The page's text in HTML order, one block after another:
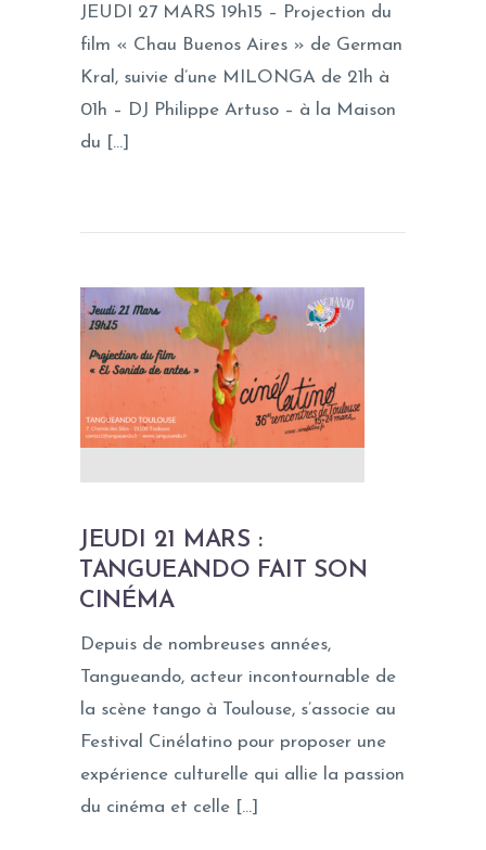
JEUDI 27 MARS 19h15 – Projection du
film « Chau Buenos Aires » de German
Kral, suivie d’une MILONGA de 21h à
01h – DJ Philippe Artuso – à la Maison
du […]
JEUDI 21 MARS :
TANGUEANDO FAIT SON
CINÉMA
Depuis de nombreuses années,
Tangueando, acteur incontournable de
la scène tango à Toulouse, s’associe au
Festival Cinélatino pour proposer une
expérience culturelle qui allie la passion
du cinéma et celle […]